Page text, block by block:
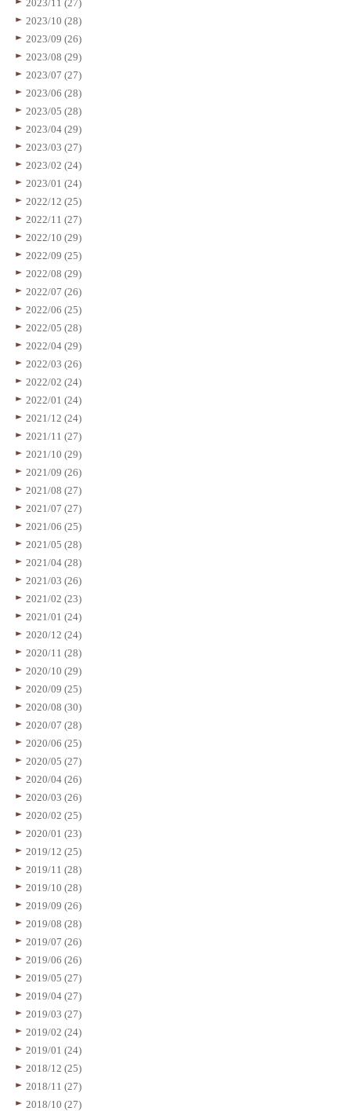
2023/11 (27)
2023/10 (28)
2023/09 (26)
2023/08 (29)
2023/07 (27)
2023/06 (28)
2023/05 (28)
2023/04 (29)
2023/03 (27)
2023/02 (24)
2023/01 (24)
2022/12 (25)
2022/11 (27)
2022/10 (29)
2022/09 (25)
2022/08 (29)
2022/07 (26)
2022/06 (25)
2022/05 (28)
2022/04 (29)
2022/03 (26)
2022/02 (24)
2022/01 (24)
2021/12 (24)
2021/11 (27)
2021/10 (29)
2021/09 (26)
2021/08 (27)
2021/07 (27)
2021/06 (25)
2021/05 (28)
2021/04 (28)
2021/03 (26)
2021/02 (23)
2021/01 (24)
2020/12 (24)
2020/11 (28)
2020/10 (29)
2020/09 (25)
2020/08 (30)
2020/07 (28)
2020/06 (25)
2020/05 (27)
2020/04 (26)
2020/03 (26)
2020/02 (25)
2020/01 (23)
2019/12 (25)
2019/11 (28)
2019/10 (28)
2019/09 (26)
2019/08 (28)
2019/07 (26)
2019/06 (26)
2019/05 (27)
2019/04 (27)
2019/03 (27)
2019/02 (24)
2019/01 (24)
2018/12 (25)
2018/11 (27)
2018/10 (27)